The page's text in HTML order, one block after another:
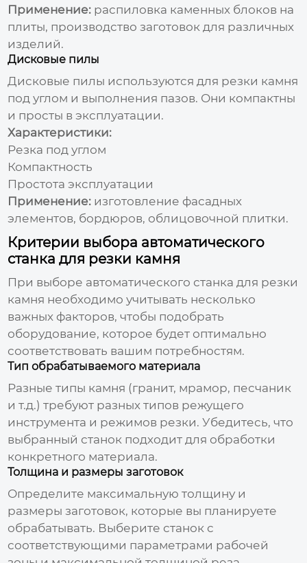
Применение: распиловка каменных блоков на
плиты, производство заготовок для различных
изделий.
Дисковые пилы
Дисковые пилы используются для резки камня
под углом и выполнения пазов. Они компактны
и просты в эксплуатации.
Характеристики:
Резка под углом
Компактность
Простота эксплуатации
Применение: изготовление фасадных
элементов, бордюров, облицовочной плитки.
Критерии выбора автоматического
станка для резки камня
При выборе автоматического станка для резки
камня необходимо учитывать несколько
важных факторов, чтобы подобрать
оборудование, которое будет оптимально
соответствовать вашим потребностям.
Тип обрабатываемого материала
Разные типы камня (гранит, мрамор, песчаник
и т.д.) требуют разных типов режущего
инструмента и режимов резки. Убедитесь, что
выбранный станок подходит для обработки
конкретного материала.
Толщина и размеры заготовок
Определите максимальную толщину и
размеры заготовок, которые вы планируете
обрабатывать. Выберите станок с
соответствующими параметрами рабочей